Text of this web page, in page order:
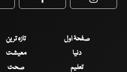
Facebook
صفحۂ اول تازہ ترین
دنیا
معیشت
تعلیم
صحت